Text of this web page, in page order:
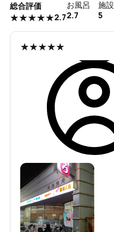
総合評価
★★★★★2.7
お風呂
2.7
施設
5
★★★★★